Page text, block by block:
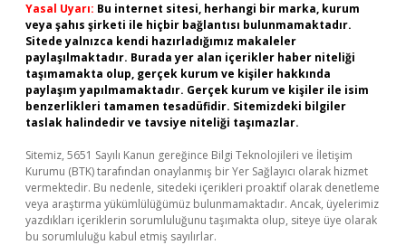
Yasal Uyarı: Bu internet sitesi, herhangi bir marka, kurum
veya şahıs şirketi ile hiçbir bağlantısı bulunmamaktadır.
Sitede yalnızca kendi hazırladığımız makaleler
paylaşılmaktadır. Burada yer alan içerikler haber niteliği
taşımamakta olup, gerçek kurum ve kişiler hakkında
paylaşım yapılmamaktadır. Gerçek kurum ve kişiler ile isim
benzerlikleri tamamen tesadüfidir. Sitemizdeki bilgiler
taslak halindedir ve tavsiye niteliği taşımazlar.
Sitemiz, 5651 Sayılı Kanun gereğince Bilgi Teknolojileri ve İletişim
Kurumu (BTK) tarafından onaylanmış bir Yer Sağlayıcı olarak hizmet
vermektedir. Bu nedenle, sitedeki içerikleri proaktif olarak denetleme
veya araştırma yükümlülüğümüz bulunmamaktadır. Ancak, üyelerimiz
yazdıkları içeriklerin sorumluluğunu taşımakta olup, siteye üye olarak
bu sorumluluğu kabul etmiş sayılırlar.